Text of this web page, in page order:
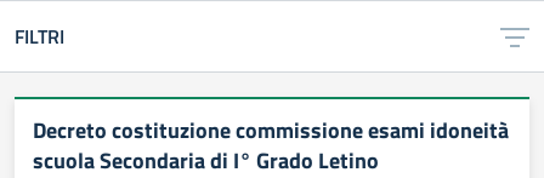
FILTRI
Decreto costituzione commissione esami idoneità
scuola Secondaria di I° Grado Letino